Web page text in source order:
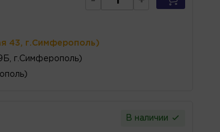
43, г.Симферополь)
г.Симферополь)
В наличии